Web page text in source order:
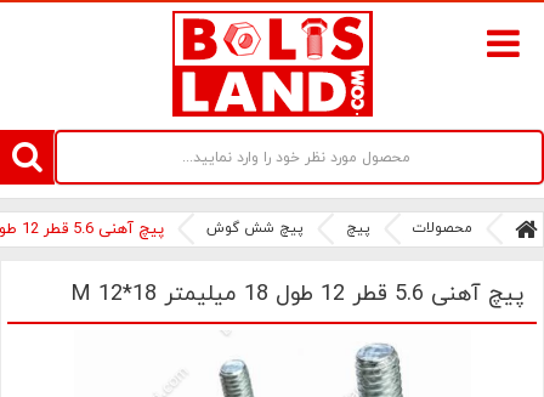
سامانه آنلاین فروش پیچ و مهره های صنعتی بولتز لند | سرزمین پیچ
محصولات پیچ پیچ شش گوش پیچ آهنی 5.6 قطر 12 طول 18 میلیمتر M 12*18
پیچ آهنی 5.6 قطر 12 طول 18 میلیمتر M 12*18